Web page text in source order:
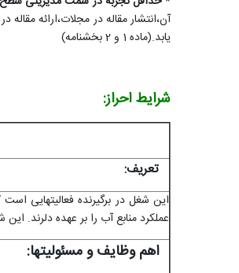
آن،انتشار مقاله در مجلات،ارائه
یابد.(ماده 1 و 2 بخشنامه)
شرایط احراز:
تعریف:
این شغل در برگیرنده فعالیتهایی
عملکرد منابع آب را بر عهده
اهم وظایف و مسئولیتها: